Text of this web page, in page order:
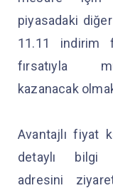
piyasadaki
11.11 indirim
fırsatıyla
kazanacak
Avantajlı fiyat
detaylı bilgi
adresini